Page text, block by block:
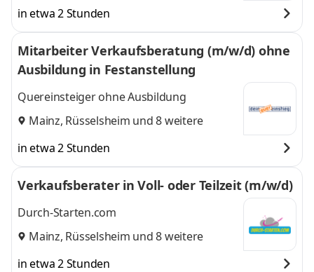
in etwa 2 Stunden
Mitarbeiter Verkaufsberatung (m/w/d) ohne
Ausbildung in Festanstellung
Quereinsteiger ohne Ausbildung
Mainz, Rüsselsheim und 8 weitere
in etwa 2 Stunden
Verkaufsberater in Voll- oder Teilzeit (m/w/d)
Durch-Starten.com
Mainz, Rüsselsheim und 8 weitere
in etwa 2 Stunden